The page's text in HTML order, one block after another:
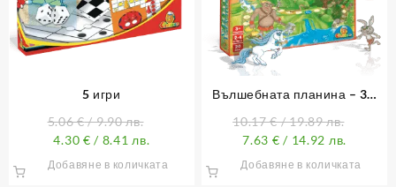
5 игри
5.06€/ 9.90 лв.
4.30 € / 8.41 лв.
Добавяне в количката
Вълшебната планина – 3D
10.17€/ 19.89 лв.
7.63 € / 14.92 лв.
Добавяне в количката